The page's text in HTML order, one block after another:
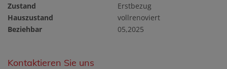
Zustand
Erstbezug
Hauszustand
vollrenoviert
Beziehbar
05,2025
Kontaktieren Sie uns